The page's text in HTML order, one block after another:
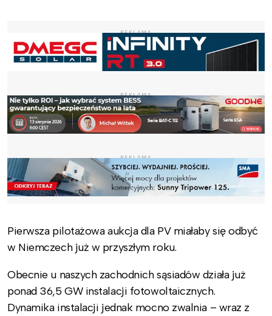
REKLAMA
REKLAMA
REKLAMA
Pierwsza pilotażowa aukcja dla PV miałaby się odbyć
w Niemczech już w przyszłym roku.
Obecnie u naszych zachodnich sąsiadów działa już
ponad 36,5 GW instalacji fotowoltaicznych.
Dynamika instalacji jednak mocno zwalnia – wraz z